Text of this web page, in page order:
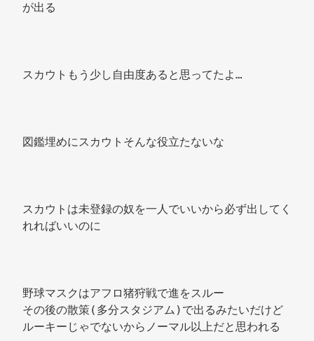
が出る
スカウトもう少し自由度あると思ってたよ…
図鑑埋めにスカウトそんな役立たないな
スカウトは未登録の奴を一人でいいから必ず出してく
れればいいのに
野球マスクはアフロ猪狩戦で進をスルー
その後の散策(多分スタジアム)で出るみたいだけど
ルーキーじゃでないからノーマル以上だと思われる